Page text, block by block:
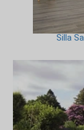
Silla